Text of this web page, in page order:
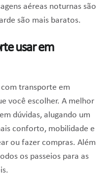
aéreas noturnas são
são mais baratos.
usar em
com transporte em
você escolher. A melhor
dúvidas, alugando um
conforto, mobilidade e
ou fazer compras. Além
os passeios para as